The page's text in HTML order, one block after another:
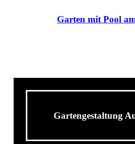
Garten mit Pool
Gartengestaltung